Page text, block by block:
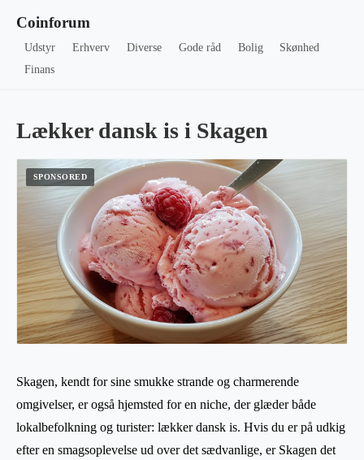
Coinforum
Udstyr Erhverv Diverse Gode råd Bolig
Skønhed
Finans
Lækker dansk is i Skagen
Skagen, kendt for sine smukke strande og charmerende
omgivelser, er også hjemsted for en niche, der glæder både
lokalbefolkning og turister: lækker dansk is. Hvis du er på udkig
efter en smagsoplevelse ud over det sædvanlige, er Skagen det